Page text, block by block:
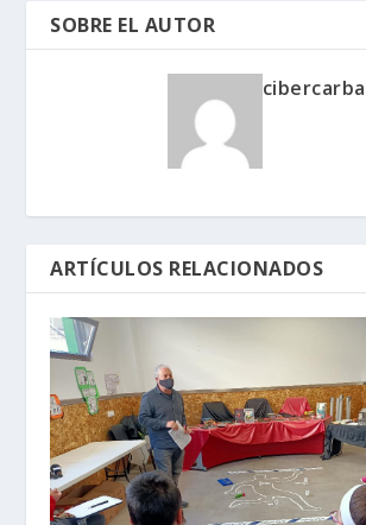
SOBRE EL AUTOR
cibercarba
ARTÍCULOS RELACIONADOS